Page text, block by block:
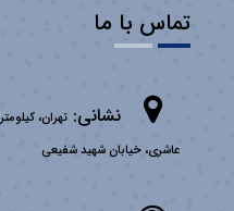
تماس با ما
نشانی:
عاشری، خیابان شهید شفیعی